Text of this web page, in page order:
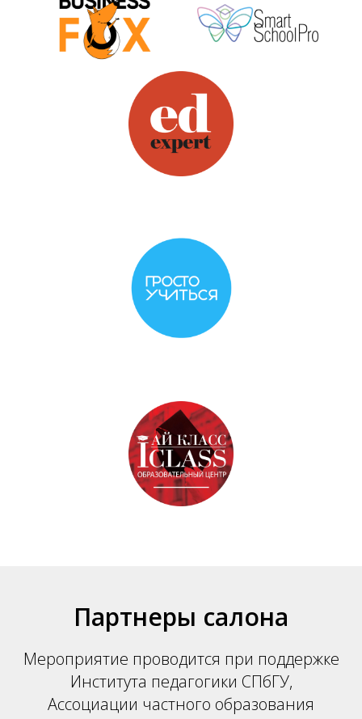
Партнеры салона
Мероприятие проводится при поддержке
Института педагогики СПбГУ,
Ассоциации частного образования